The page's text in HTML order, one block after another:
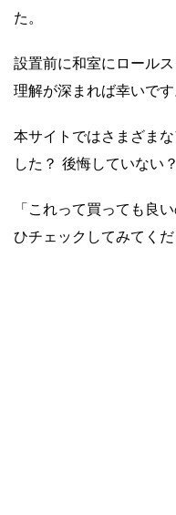
た。
設置前に和室にロール
理解が深まれば幸いです
本サイトではさまざま
した？ 後悔していない
「これって買っても良
ひチェックしてみてくだ